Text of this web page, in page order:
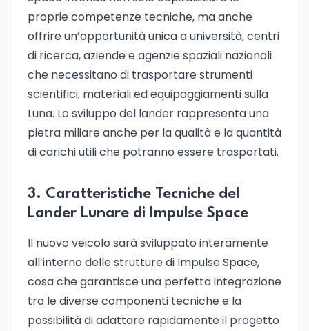
proprie competenze tecniche, ma anche
offrire un’opportunità unica a università, centri
di ricerca, aziende e agenzie spaziali nazionali
che necessitano di trasportare strumenti
scientifici, materiali ed equipaggiamenti sulla
Luna. Lo sviluppo del lander rappresenta una
pietra miliare anche per la qualità e la quantità
di carichi utili che potranno essere trasportati.
3. Caratteristiche Tecniche del
Lander Lunare di Impulse Space
Il nuovo veicolo sarà sviluppato interamente
all’interno delle strutture di Impulse Space,
cosa che garantisce una perfetta integrazione
tra le diverse componenti tecniche e la
possibilità di adattare rapidamente il progetto